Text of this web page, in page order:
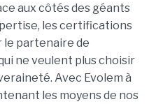
aux côtés des géants
les certifications
le partenaire de
ne veulent plus choisir
Avec Evolem à
les moyens de nos